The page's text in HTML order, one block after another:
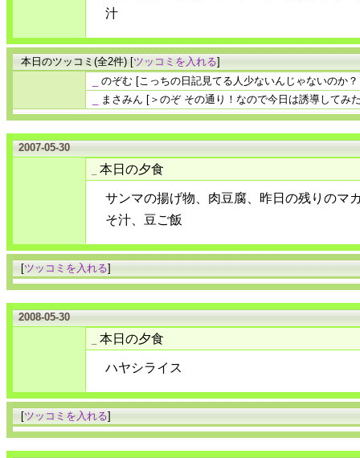
汁
本日のツッコミ(全2件) [ツッコミを入れる]
のぞむ [こっちの日記見てる人少ないんじゃないのか
まさみん [＞のぞ その通り！なので今日は誘導してみ
2007-05-30
本日の夕食
サンマの揚げ物、肉豆腐、昨日の残りのマ
そ汁、豆ご飯
[ツッコミを入れる]
2008-05-30
本日の夕食
ハヤシライス
[ツッコミを入れる]